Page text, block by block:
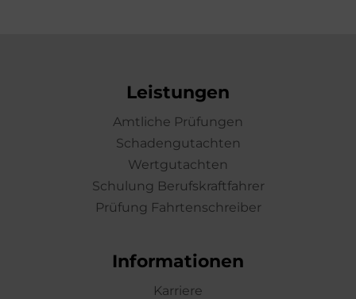
Leistungen
Amtliche Prüfungen
Schadengutachten
Wertgutachten
Schulung Berufskraftfahrer
Prüfung Fahrtenschreiber
Informationen
Karriere